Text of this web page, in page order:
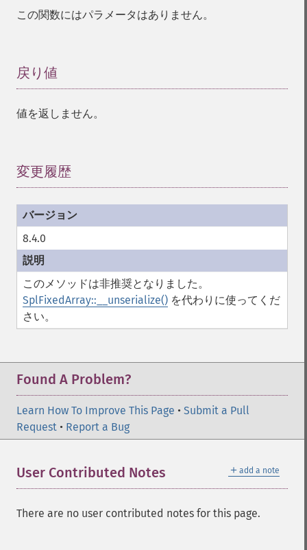
この関数にはパラメータはありません。
戻り値
値を返しません。
変更履歴
8.4.0
このメソッドは非推奨となりました。
SplFixedArray::__unserialize() を代わりに使ってくだ
さい。
Found A Problem?
Learn How To Improve This Page • Submit a Pull
Request • Report a Bug
＋ add a note
User Contributed Notes
There are no user contributed notes for this page.